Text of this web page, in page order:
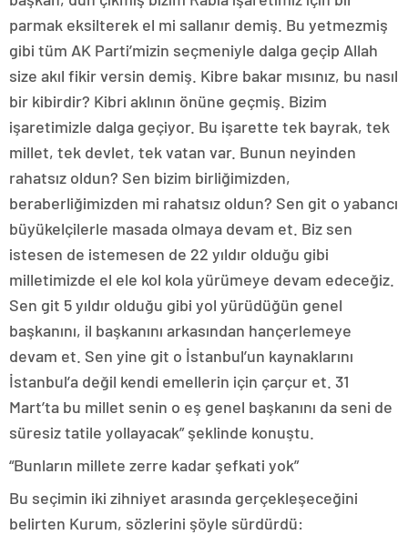
parmak eksilterek el mi sallanır demiş. Bu yetmezmiş
gibi tüm AK Parti’mizin seçmeniyle dalga geçip Allah
size akıl fikir versin demiş. Kibre bakar mısınız, bu nasıl
bir kibirdir? Kibri aklının önüne geçmiş. Bizim
işaretimizle dalga geçiyor. Bu işarette tek bayrak, tek
millet, tek devlet, tek vatan var. Bunun neyinden
rahatsız oldun? Sen bizim birliğimizden,
beraberliğimizden mi rahatsız oldun? Sen git o yabancı
büyükelçilerle masada olmaya devam et. Biz sen
istesen de istemesen de 22 yıldır olduğu gibi
milletimizde el ele kol kola yürümeye devam edeceğiz.
Sen git 5 yıldır olduğu gibi yol yürüdüğün genel
başkanını, il başkanını arkasından hançerlemeye
devam et. Sen yine git o İstanbul’un kaynaklarını
İstanbul’a değil kendi emellerin için çarçur et. 31
Mart’ta bu millet senin o eş genel başkanını da seni de
süresiz tatile yollayacak” şeklinde konuştu.
“Bunların millete zerre kadar şefkati yok”
Bu seçimin iki zihniyet arasında gerçekleşeceğini
belirten Kurum, sözlerini şöyle sürdürdü: